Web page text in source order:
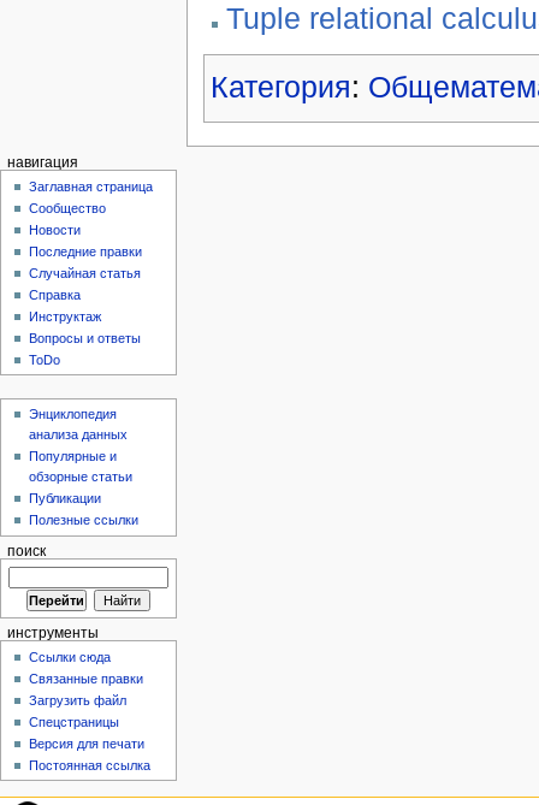
Tuple relational
Категория:
навигация
Заглавная страница
Сообщество
Новости
Последние правки
Случайная статья
Справка
Инструктаж
Вопросы и ответы
ToDo
Энциклопедия
анализа данных
Популярные и
обзорные статьи
Публикации
Полезные ссылки
поиск
инструменты
Ссылки сюда
Связанные правки
Загрузить файл
Спецстраницы
Версия для печати
Постоянная ссылка